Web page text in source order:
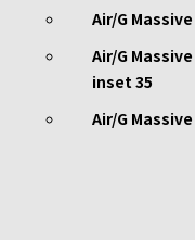
Air/G
Air/G
inset 35
Air/G